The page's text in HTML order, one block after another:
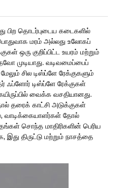
பிற தொடர்புடைய கடைகளில்
மரம் அல்லது உலோகப்
ஒரு குறிப்பிட்ட உயரம் மற்றும்
முடியாது. வடிவமைப்பைப்
சில டிஸ்ப்ளே ரேக்குகளும்
ஃப்ளோர் டிஸ்ப்ளே ரேக்குகள்
வைக்க வசதியானது.
தரைக் காட்சி அடுக்குகள்
வாடிக்கையாளர்கள் தோல்
சொந்த மாதிரிகளின் பெரிய
திருட்டு மற்றும் நாசத்தை